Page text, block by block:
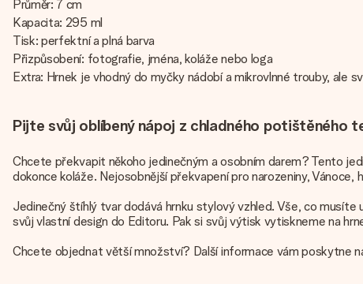
Průměr: 7 cm
Kapacita: 295 ml
Tisk: perfektní a plná barva
Přizpůsobení: fotografie, jména, koláže nebo loga
Extra: Hrnek je vhodný do myčky nádobí a mikrovlnné trouby, ale
Pijte svůj oblíbený nápoj z chladného potištěného
Chcete překvapit někoho jedinečným a osobním darem? Tento
dokonce koláže. Nejosobnější překvapení pro narozeniny,
Jedinečný štíhlý tvar dodává hrnku stylový vzhled. Vše, co
svůj vlastní design do Editoru. Pak si svůj výtisk vytiskneme na
Chcete objednat větší množství? Další informace vám poskytne